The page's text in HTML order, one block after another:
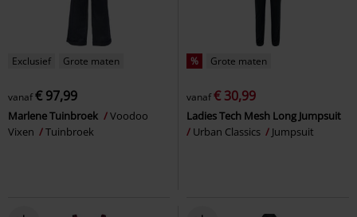
Exclusief Grote maten
vanaf€ 97,99
Marlene Tuinbroek
Voodoo
Vixen
Tuinbroek
% Grote maten
vanaf€ 30,99
Ladies Tech Mesh Long Jumpsuit
Urban Classics
Jumpsuit